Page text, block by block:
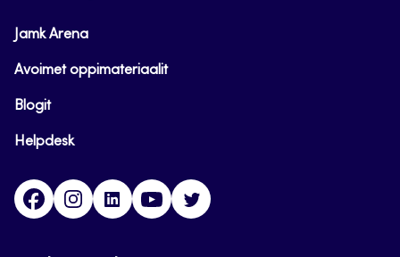
Jamk Arena
Avoimet oppimateriaalit
Blogit
Helpdesk
FacebookInstagram
LinkedInYoutube